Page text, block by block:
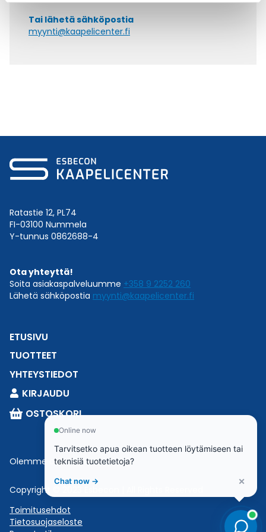
Tai lähetä sähköpostia
myynti@kaapelicenter.fi
Ratastie 12, PL74
FI-03100 Nummela
Y-tunnus 0862688-4
Ota yhteyttä!
Soita asiakaspalveluumme +358 9 2252 260
Lähetä sähköpostia myynti@kaapelicenter.fi
ETUSIVU
TUOTTEET
YHTEYSTIEDOT
KIRJAUDU
OSTOSKORI
Olemme osaEsbeconia.
Copyright © 2023 Esbecon | All Rights Reserved
Toimitusehdot
Tietosuojaseloste
Online now
Tarvitsetko apua oikean tuotteen löytämiseen tai
teknisiä tuotetietoja?
Chat now → ×